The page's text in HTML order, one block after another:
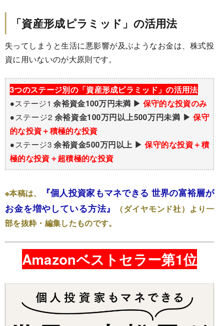
「資産形成ピラミッド」の活用法
失ってしまうと生活に悪影響が及ぶようなお金は、株式投
資に用いないのが大原則です。
3つのステージ別の「資産形成ピラミッド 」の活用法
●ステージ1余裕資金100万円未満 ▶ 保守的な投資のみ
●ステージ2 余裕資金100万円以上500万円未満 ▶ 保守
的な投資＋積極的な投資
●ステージ3余裕資金500万円以上 ▶保守的な投資＋積
極的な投資＋超積極的な投資
※本稿は、
『個人投資家もマネできる 世界の富裕層が
お金を増やしている方法』
（ダイヤモンド社）より一
部を抜粋・編集したものです。
Amazonベストセラー第1位